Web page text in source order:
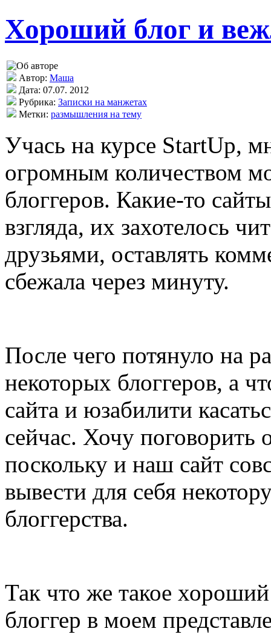
Хороший блог и
Автор: Маша
Дата: 07.07. 2012
Рубрика: Записки на манжетах
Метки: размышления на тему
Учась на курсе StartUp,
огромным количеством
блоггеров. Какие-то
взгляда, их захотелось
друзьями, оставлять
сбежала через минуту.
После чего потянуло на
некоторых блоггеров, а
сайта и юзабилити
сейчас. Хочу поговорить
поскольку и наш сайт
вывести для себя
блоггерства.
Так что же такое
блоггер в моем